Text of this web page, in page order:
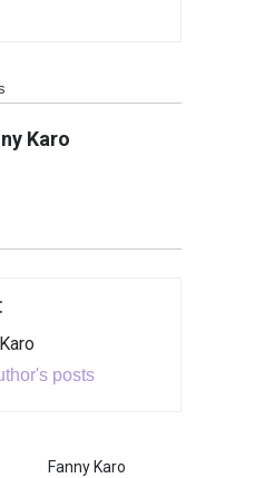
Karo
posts
Fanny Karo